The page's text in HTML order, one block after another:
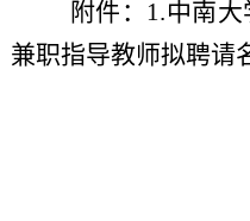
附件： 1.中南大
兼职指导教师拟聘请